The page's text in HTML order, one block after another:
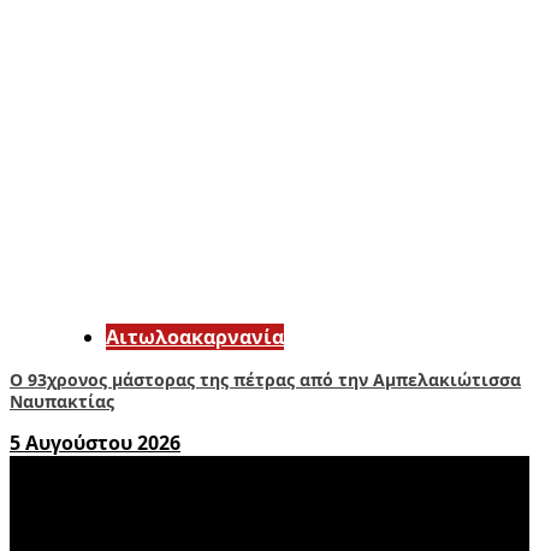
Αιτωλοακαρνανία
Ο 93χρονος μάστορας της πέτρας από την Αμπελακιώτισσα
Ναυπακτίας
5 Αυγούστου 2026